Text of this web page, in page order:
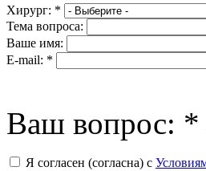
Хирург: *
Тема вопроса:
Ваше имя:
E-mail: *
Ваш вопрос: *
Я согласен (согласна) с